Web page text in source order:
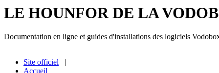
LE HOUNFOR DE LA
Documentation en ligne et guides d'installations des logiciels
Site officiel |
Accueil